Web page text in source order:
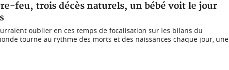
feu, trois décès naturels, un bébé voit le jour
oublier en ces temps de focalisation sur les bilans du
tourne au rythme des morts et des naissances chaque jour, une